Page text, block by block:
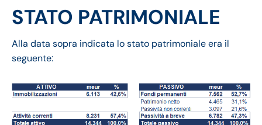
STATO PATRIMONIALE
Alla data sopra indicata lo stato patrimoniale era il
seguente: